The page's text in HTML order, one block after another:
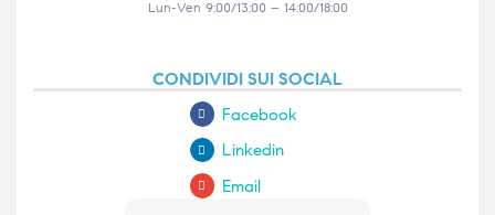
Lun-Ven 9:00/13:00 – 14:00/18:00
CONDIVIDI SUI SOCIAL
Facebook
Linkedin
Email